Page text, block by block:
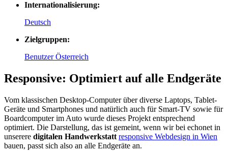
Internationalisierung:
Deutsch
Zielgruppen:
Benutzer Österreich
Responsive: Optimiert auf alle Endgeräte
Vom klassischen Desktop-Computer über diverse Laptops, Tablet-
Geräte und Smartphones und natürlich auch für Smart-TV sowie für
Boardcomputer im Auto wurde dieses Projekt entsprechend
optimiert. Die Darstellung, das ist gemeint, wenn wir bei echonet in
unserere digitalen Handwerkstatt responsive Webdesign in Wien
bauen, passt sich also an alle Endgeräte an.